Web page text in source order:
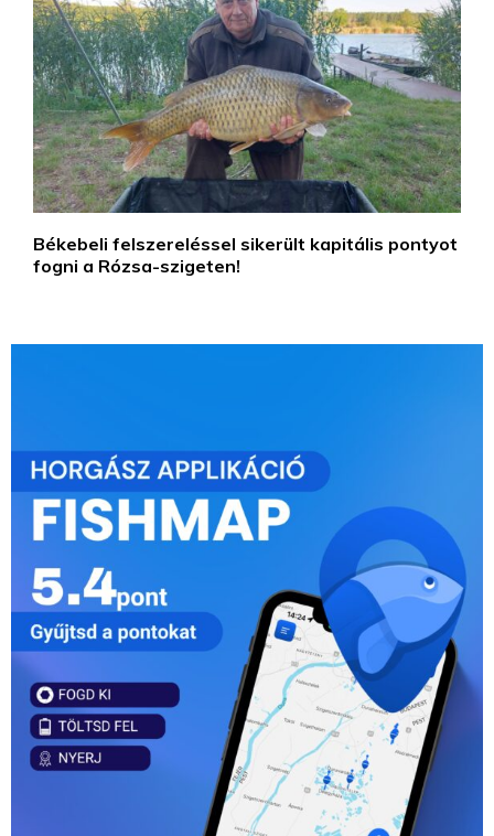
Békebeli felszereléssel sikerült kapitális pontyot
fogni a Rózsa-szigeten!